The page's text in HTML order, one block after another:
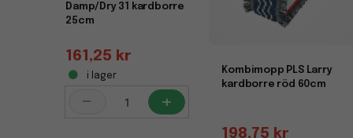
Damp/Dry 31 kardborre
25cm
161,25 kr
i lager
- +
Kombimopp PLS Larry
kardborre röd 60cm
198,75 kr